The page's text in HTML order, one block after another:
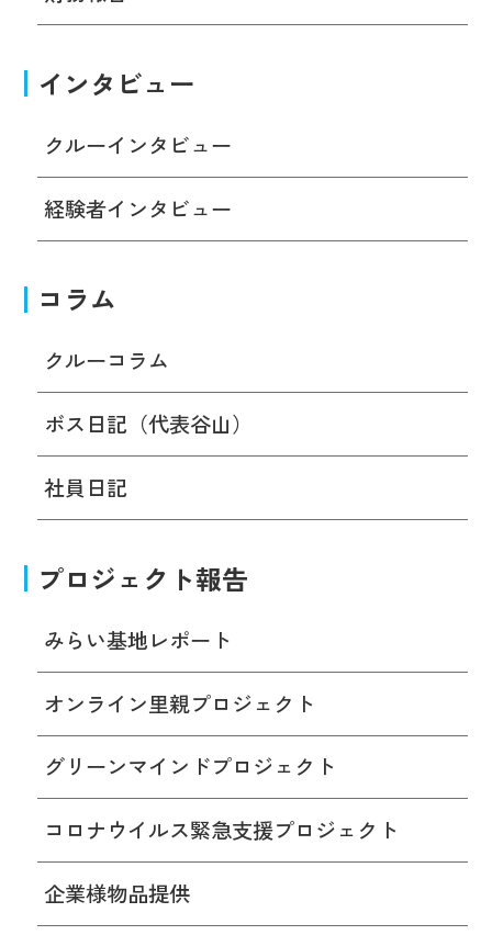
インタビュー
クルーインタビュー
経験者インタビュー
コラム
クルーコラム
ボス日記（代表谷山）
社員日記
プロジェクト報告
みらい基地レポート
オンライン里親プロジェクト
グリーンマインドプロジェクト
コロナウイルス緊急支援プロジェクト
企業様物品提供